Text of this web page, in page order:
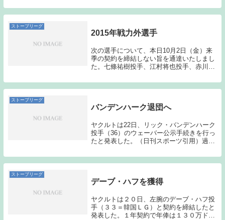
んだことが発表された。沼田はヤクルトに
入団して3年目の25歳である。正直言う
ストーブリーグ
2015年戦力外選手
次の選手について、本日10月2日（金）来
季の契約を締結しない旨を通達いたしまし
た。七條祐樹投手、江村将也投手、赤川克
川﨑成晃選手【育成選手】中根佑二投手、
阿部健太選手（東京ヤクルトスワローズ公
ストーブリーグ
バンデンハーク退団へ
ヤクルトは22日、リック・バンデンハーク
投手（36）のウェーバー公示手続きを行っ
たと発表した。（日刊スポーツ引用）過去
ークを獲得」ヤクルトでは結果を残すこと
は出来なかったが、こういった補強は必要
ストーブリーグ
デーブ・ハフを獲得
ヤクルトは２０日、左腕のデーブ・ハフ投
手（３３＝韓国ＬＧ）と契約を締結したと
発表した。１年契約で年俸は１３０万ドル